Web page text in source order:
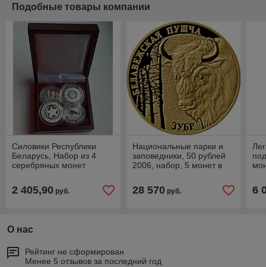
Подобные товары компании
Силовики Республики
Беларусь, Набор из 4
серебряных монет
2 405,90 руб.
Национальные парки и
заповедники, 50 рублей
2006, набор, 5 монет в
28 570руб. 6
О нас
Рейтинг не сформирован
Менее 5 отзывов за последний год